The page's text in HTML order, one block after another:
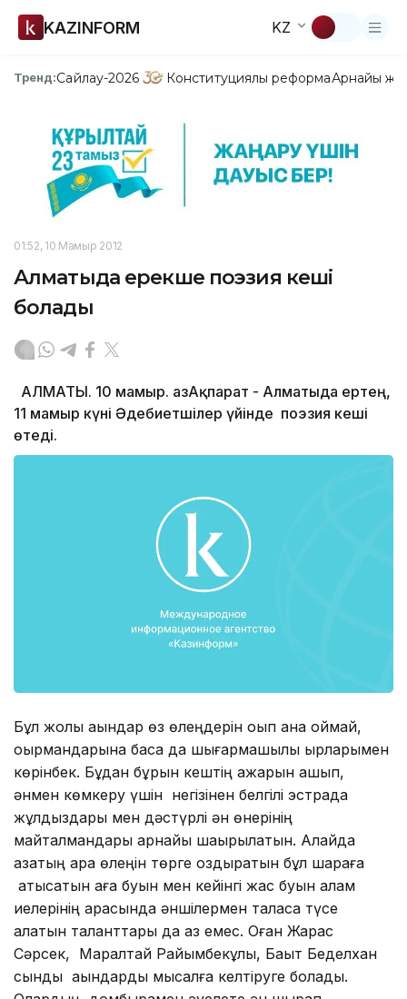
KAZINFORM KZ
Тренд:Сайлау-2026 Конституциялық реформаАрнайы
01:52, 10 Мамыр 2012
Алматыда ерекше поэзия кеші
болады
АЛМАТЫ. 10 мамыр. ҚазАқпарат - Алматыда ертең,
11 мамыр күні Әдебиетшілер үйінде поэзия кеші
өтеді.
Бұл жолы ақындар өз өлеңдерін оқып қана қоймай,
оқырмандарына басқа да шығармашылық қырларымен
көрінбек. Бұдан бұрын кештің ажарын ашып,
әнмен көмкеру үшін негізінен белгілі эстрада
жұлдыздары мен дәстүрлі ән өнерінің
майталмандары арнайы шақырылатын. Алайда
қазақтың қара өлеңін төрге оздыратын бұл шараға
қатысатын аға буын мен кейінгі жас буын қалам
иелерінің арасында әншілермен таласқа түсе
алатын таланттары да аз емес. Оған Жарас
Сәрсек, Маралтай Райымбекұлы, Бақыт Беделхан
сынды ақындарды мысалға келтіруге болады.